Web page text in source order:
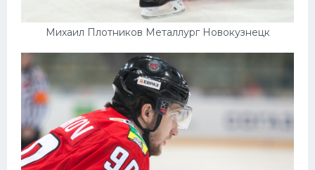
Михаил Плотников Металлург Новокузнецк